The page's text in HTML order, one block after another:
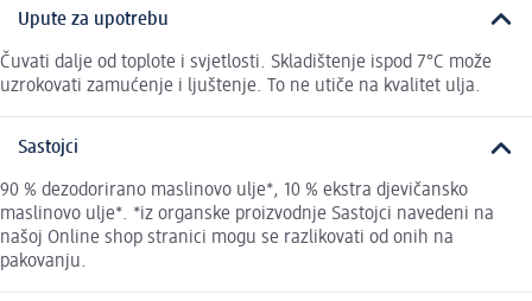
Upute za upotrebu
Čuvati dalje od toplote i svjetlosti. Skladištenje ispod 7°C može
uzrokovati zamućenje i ljuštenje. To ne utiče na kvalitet ulja.
Sastojci
90 % dezodorirano maslinovo ulje*, 10 % ekstra djevičansko
maslinovo ulje*. *iz organske proizvodnje Sastojci navedeni na
našoj Online shop stranici mogu se razlikovati od onih na
pakovanju.